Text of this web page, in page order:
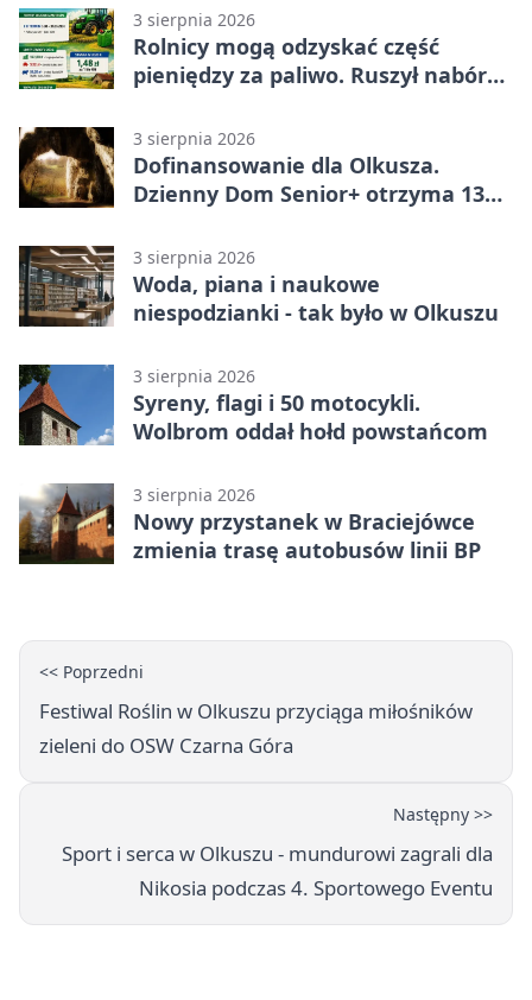
3 sierpnia 2026
Rolnicy mogą odzyskać część
pieniędzy za paliwo. Ruszył nabór
3 sierpnia 2026
Dofinansowanie dla Olkusza.
Dzienny Dom Senior+ otrzyma 134
3 sierpnia 2026
Woda, piana i naukowe
niespodzianki - tak było w Olkuszu
3 sierpnia 2026
Syreny, flagi i 50 motocykli.
Wolbrom oddał hołd powstańcom
3 sierpnia 2026
Nowy przystanek w Braciejówce
zmienia trasę autobusów linii BP
<< Poprzedni
Festiwal Roślin w Olkuszu przyciąga miłośników
zieleni do OSW Czarna Góra
Następny >>
Sport i serca w Olkuszu - mundurowi zagrali dla
Nikosia podczas 4. Sportowego Eventu